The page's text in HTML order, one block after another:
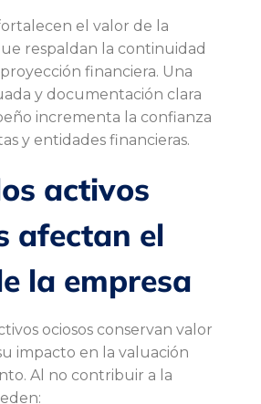
el valor de la
respaldan la continuidad
financiera. Una
y documentación clara
incrementa la confianza
y entidades financieras.
activos
afectan el
la empresa
ociosos conservan valor
impacto en la valuación
Al no contribuir a la